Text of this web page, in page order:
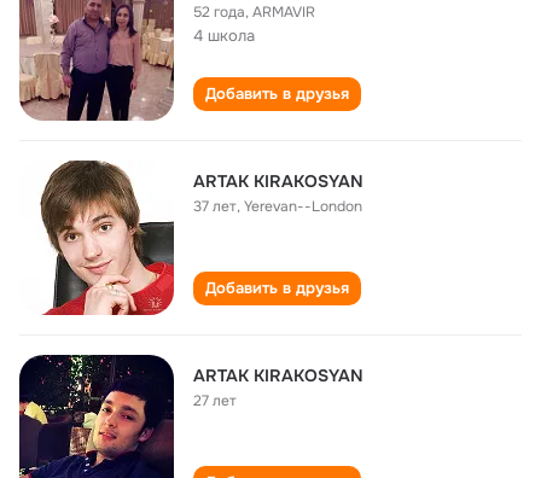
52 года,ARMAVIR
4 школа
Добавить в друзья
ARTAK KIRAKOSYAN
37 лет,Yerevan--London
Добавить в друзья
ARTAK KIRAKOSYAN
27 лет